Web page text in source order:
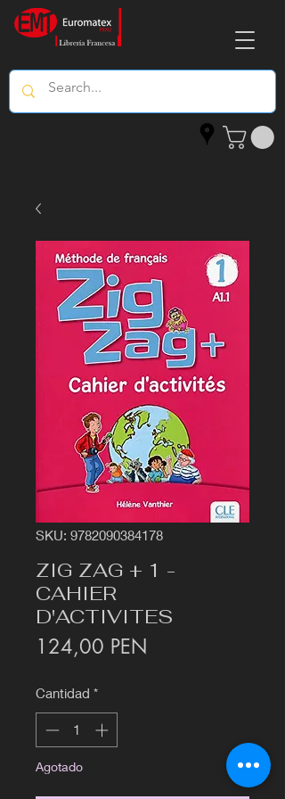
SKU: 9782090384178
ZIG ZAG + 1 -
CAHIER
D'ACTIVITES
124,00 PEN
Cantidad *
Agotado